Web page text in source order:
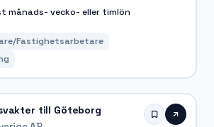
månads- vecko- eller timlön
Fastighetsarbetare
till Göteborg